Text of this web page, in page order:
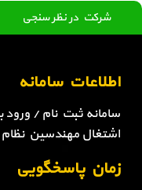
شرکت در نظر سنجی
اطلاعات سامانه
سامانه ثبت نام / ورود
اشتغال مهندسین
زمان پاسخگویی